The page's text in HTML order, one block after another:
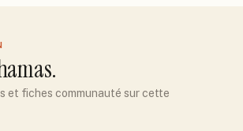
.
et fiches communauté sur cette